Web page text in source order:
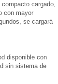
cargado,
con mayor
se cargará
disponible con
sin sistema de